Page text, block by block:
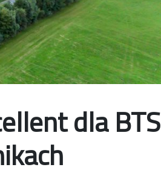
dla BTS